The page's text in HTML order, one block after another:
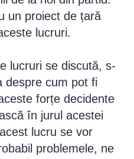
un proiect de țară
lucruri.
lucruri se discută, s-
despre cum pot fi
forțe decidente
în jurul acestei
lucru se vor
problemele, ne